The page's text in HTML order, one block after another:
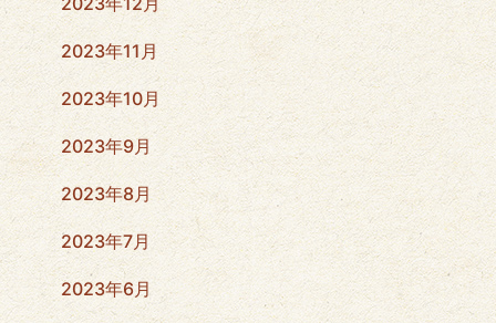
2023年11月
2023年10月
2023年9月
2023年8月
2023年7月
2023年6月